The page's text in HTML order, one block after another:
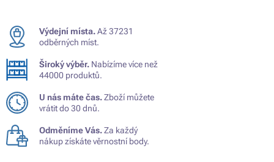
Výdejní místa.Až 37231
odběrných míst.
Široký výběr. Nabízíme více než
44000 produktů.
U nás máte čas.Zboží můžete
vrátit do 30 dnů.
Odměníme Vás.Za každý
nákup získáte věrnostní body.